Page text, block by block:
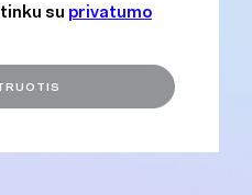
su privatumo